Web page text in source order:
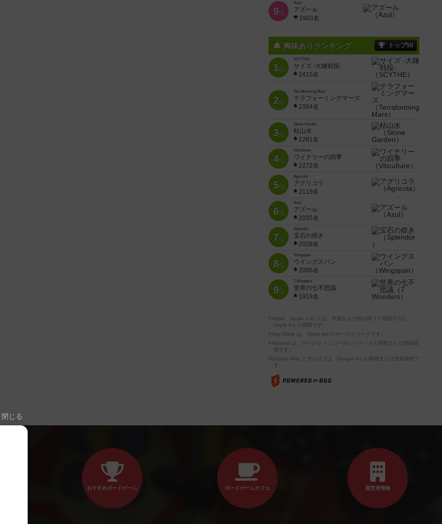
9位
Azul
アズール
1903名
興味ありランキング トップ50
1位
SCYTHE
サイズ -大鎌戦役-
2415名
2位
Terraforming Mars
テラフォーミングマーズ
2394名
3位
Stone Garden
枯山水
2281名
4位
Viticulture
ワイナリーの四季
2272名
5位
Agricola
アグリコラ
2119名
6位
Azul
アズール
2035名
7位
Splendor
宝石の煌き
2028名
8位
Wingspan
ウイングスパン
2006名
9位
7 Wonders
世界の七不思議
1919名
※Apple、Apple のロゴ は、米国および他の国々で登録された
Apple Inc.の商標です。
※App Store は、Apple Inc.のサービスマークです。
※Android は、グーグル インコーポレイテッドの商標または登録商
標です。
※Google Play とそのロゴは、Google Inc.の商標または登録商標で
す。
閉じる
おすすめボードゲーム ボードゲームカフェ 運営者情報